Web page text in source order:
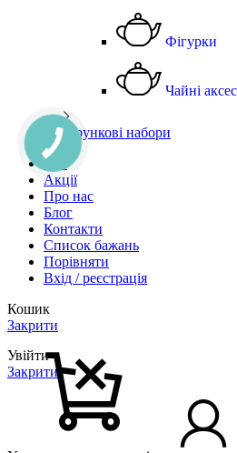
Фігурки
Чайні
Подарункові набори
Чай
Акції
Про нас
Блог
Контакти
Список бажань
Порівняти
Вхід / реєстрація
Кошик
Закрити
Увійти
Закрити